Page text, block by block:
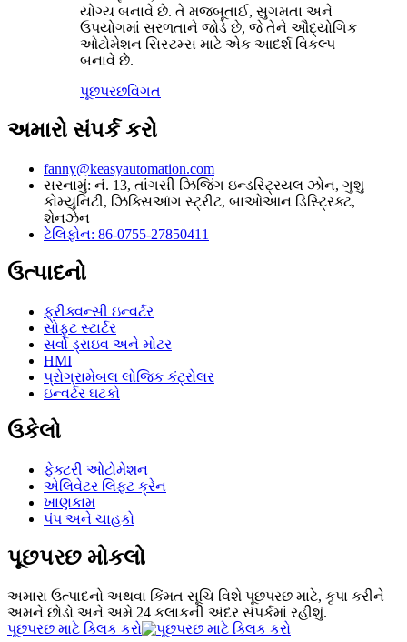
યોગ્ય બનાવે છે. તે મજબૂતાઈ, સુગમતા અને
ઉપયોગમાં સરળતાને જોડે છે, જે તેને ઔદ્યોગિક
ઓટોમેશન સિસ્ટમ્સ માટે એક આદર્શ વિકલ્પ
બનાવે છે.
પૂછપરછવિગત
અમારો સંપર્ક કરો
fanny@keasyautomation.com
સરનામું: નં. 13, તાંગસી ઝિજિંગ ઇન્ડસ્ટ્રિયલ ઝોન, ગુશુ
કોમ્યુનિટી, ઝિક્સિઆંગ સ્ટ્રીટ, બાઓઆન ડિસ્ટ્રિક્ટ,
શેનઝેન
ટેલિફોન: 86-0755-27850411
ઉત્પાદનો
ફ્રીક્વન્સી ઇન્વર્ટર
સોફ્ટ સ્ટાર્ટર
સર્વો ડ્રાઇવ અને મોટર
HMI
પ્રોગ્રામેબલ લોજિક કંટ્રોલર
ઇન્વર્ટર ઘટકો
ઉકેલો
ફેક્ટરી ઓટોમેશન
એલિવેટર લિફ્ટ ક્રેન
ખાણકામ
પંપ અને ચાહકો
પૂછપરછ મોકલો
અમારા ઉત્પાદનો અથવા કિંમત સૂચિ વિશે પૂછપરછ માટે, કૃપા કરીને
અમને છોડો અને અમે 24 કલાકની અંદર સંપર્કમાં રહીશું.
પૂછપરછ માટે ક્લિક કરો